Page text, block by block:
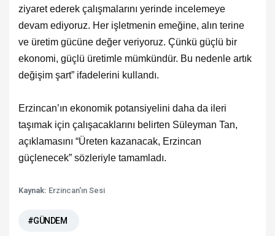
ziyaret ederek çalışmalarını yerinde incelemeye
devam ediyoruz. Her işletmenin emeğine, alın terine
ve üretim gücüne değer veriyoruz. Çünkü güçlü bir
ekonomi, güçlü üretimle mümkündür. Bu nedenle artık
değişim şart” ifadelerini kullandı.
Erzincan’ın ekonomik potansiyelini daha da ileri
taşımak için çalışacaklarını belirten Süleyman Tan,
açıklamasını “Üreten kazanacak, Erzincan
güçlenecek” sözleriyle tamamladı.
Kaynak: Erzincan'ın Sesi
#GÜNDEM